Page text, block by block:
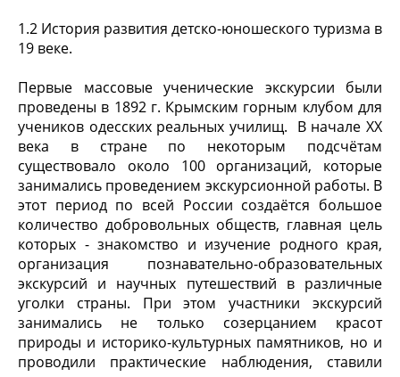
1.2 История развития детско-юношеского туризма в
19 веке.
Первые массовые ученические экскурсии были
проведены в 1892 г. Крымским горным клубом для
учеников одесских реальных училищ. В начале XX
века в стране по некоторым подсчётам
существовало около 100 организаций, которые
занимались проведением экскурсионной работы. В
этот период по всей России создаётся большое
количество добровольных обществ, главная цель
которых - знакомство и изучение родного края,
организация познавательно-образовательных
экскурсий и научных путешествий в различные
уголки страны. При этом участники экскурсий
занимались не только созерцанием красот
природы и историко-культурных памятников, но и
проводили практические наблюдения, ставили